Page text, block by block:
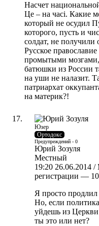
Насчет
Це – на часі. Какие
который не осудил
которого, пусть и
солдат, не получили
Русское
промытыми мозгами,
батюшки из России
на уши не налазит.
патриархат
на материк?!
Юзер
Ортодокс
Предупреждений - 0
Юрий Зозуля
Местный
19:20 26.06.2014
регистрации —
Я просто
Но, если
уйдешь из
ты это или нет?